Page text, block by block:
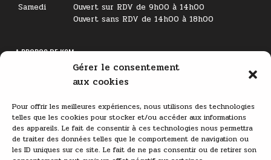
Gérer le consentement
aux cookies
Pour offrir les meilleures expériences, nous utilisons des technologies
telles que les cookies pour stocker et/ou accéder aux informations
des appareils. Le fait de consentir à ces technologies nous permettra
de traiter des données telles que le comportement de navigation ou
les ID uniques sur ce site. Le fait de ne pas consentir ou de retirer son
Samedi
Ouvert sur RDV de 9h00 à 14h00
Ouvert sans RDV de 14h00 à 18h00
A PROPOS DE KSM